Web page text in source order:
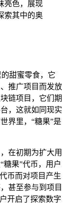
亮色，展现
索其中的奥
甜蜜零食，它
推广项目而发放
链项目，它们期
，这就如同现实
界里，“糖果”是
在初期为扩大用
糖果”代币，用户
币而对项目产生
甚至参与到项目
开启了探索数字